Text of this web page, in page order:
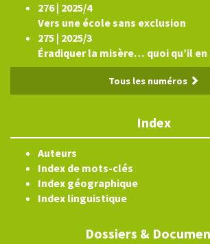
276 | 2025/4
Vers une école sans exclusion
275 | 2025/3
Éradiquer la misère… quoi qu’il en
Tous les numéros
Index
Auteurs
Index de mots-clés
Index géographique
Index linguistique
Dossiers &